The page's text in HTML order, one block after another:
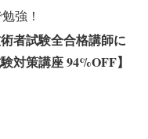
強！
者試験全合格講師に
対策講座 94%OFF】